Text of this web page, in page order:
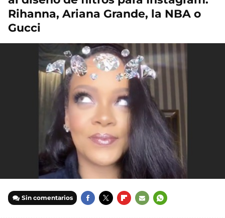
Rihanna, Ariana Grande, la NBA o
Gucci
Sin comentarios